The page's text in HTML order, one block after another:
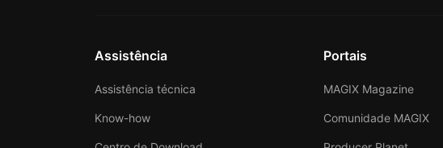
Assistência
Assistência técnica
Know-how
Portais
MAGIX Magazine
Comunidade MAGIX